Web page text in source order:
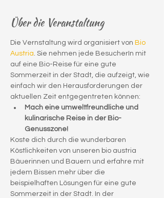
Über die Veranstaltung
Die Vernstaltung wird organisiert von Bio
Austria. Sie nehmen jede BesucherIn mit
auf eine Bio-Reise für eine gute
Sommerzeit in der Stadt, die aufzeigt, wie
einfach wir den Herausforderungen der
aktuellen Zeit entgegentreten können:
Mach eine umweltfreundliche und
kulinarische Reise in der Bio-
Genusszone!
Koste dich durch die wunderbaren
Köstlichkeiten von unseren bio austria
Bäuerinnen und Bauern und erfahre mit
jedem Bissen mehr über die
beispielhaften Lösungen für eine gute
Sommerzeit in der Stadt. In der